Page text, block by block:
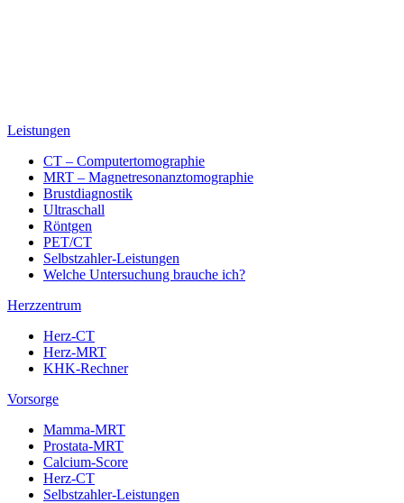
Leistungen
CT – Computertomographie
MRT – Magnetresonanztomographie
Brustdiagnostik
Ultraschall
Röntgen
PET/CT
Selbstzahler-Leistungen
Welche Untersuchung brauche ich?
Herzzentrum
Herz-CT
Herz-MRT
KHK-Rechner
Vorsorge
Mamma-MRT
Prostata-MRT
Calcium-Score
Herz-CT
Selbstzahler-Leistungen